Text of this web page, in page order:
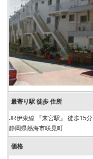
JR伊東線 『来宮駅』 徒歩15分
静岡県熱海市咲見町